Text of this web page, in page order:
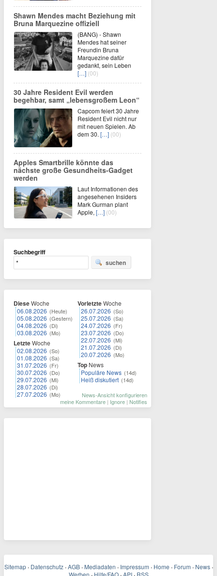
Shawn Mendes macht Beziehung mit
Bruna Marquezine offiziell
(BANG) - Shawn
Mendes hat seiner
Freundin Bruna
Marquezine dafür
gedankt, sein Leben
[…] (00)
30 Jahre Resident Evil werden
begehbar, samt „lebensgroßem Leon“
Capcom feiert 30 Jahre
Resident Evil nicht nur
mit neuen Spielen. Ab
dem 30.[…] (00)
Apples Smartbrille könnte das
nächste große Gesundheits-Gadget
werden
Laut Informationen des
angesehenen Insiders
Mark Gurman plant
Apple,[…] (00)
Suchbegriff
suchen
DieseWoche
06.08.2026 (Heute)
05.08.2026 (Gestern)
04.08.2026 (Di)
03.08.2026 (Mo)
LetzteWoche
02.08.2026 (So)
01.08.2026 (Sa)
31.07.2026 (Fr)
30.07.2026 (Do)
29.07.2026 (Mi)
28.07.2026 (Di)
27.07.2026 (Mo)
VorletzteWoche
26.07.2026 (So)
25.07.2026 (Sa)
24.07.2026 (Fr)
23.07.2026 (Do)
22.07.2026 (Mi)
21.07.2026 (Di)
20.07.2026 (Mo)
Top News
Populäre News (14d)
Heiß diskutiert (14d)
News-Ansicht konfigurieren
meine Kommentare | Ignore | Notifies
Sitemap · Datenschutz · AGB · Mediadaten · Impressum · Home · Forum · News ·